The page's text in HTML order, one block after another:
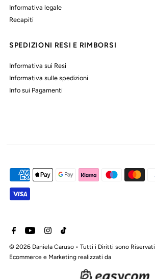
Informativa legale
Recapiti
SPEDIZIONI RESI E RIMBORSI
Informativa sui Resi
Informativa sulle spedizioni
Info sui Pagamenti
© 2026 Daniela Caruso • Tutti i Diritti sono Riservati
Ecommerce e Marketing realizzati da